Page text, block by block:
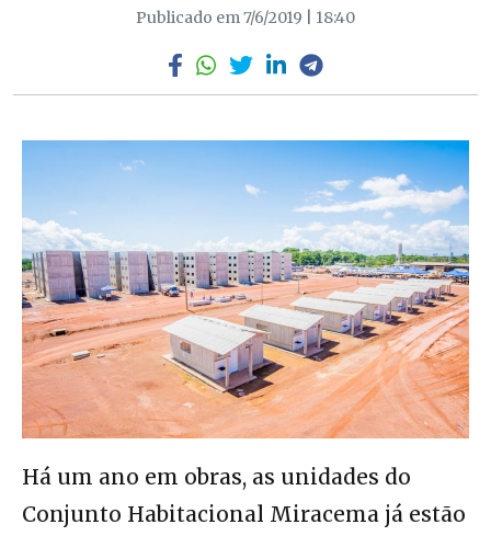
Publicado em 7/6/2019 | 18:40
Há um ano em obras, as unidades do
Conjunto Habitacional Miracema já estão